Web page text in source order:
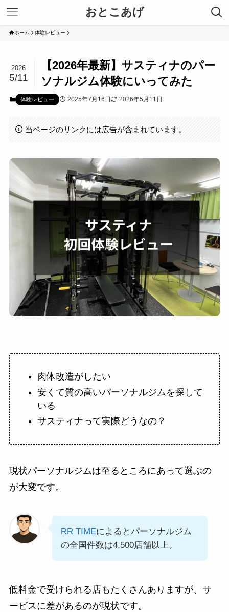
おとこあげ
ホーム 体験レビュー
【2026年最新】サスティナのパー
ソナルジム体験にいってみた
2026
5/11
体験レビュー 2025年7月16日 2026年5月11日
当ページのリンクには広告が含まれています。
肉体改造がしたい
安くて質の高いパーソナルジムを探して
いる
サスティナって実際どうなの？
現状パーソナルジムは至るところにあって選ぶの
が大変です。
RR TIMEによるとパーソナルジム
の全国件数は4,500店舗以上。
低料金で受けられる店もたくさんありますが、サ
ービスに差があるのが現状です。